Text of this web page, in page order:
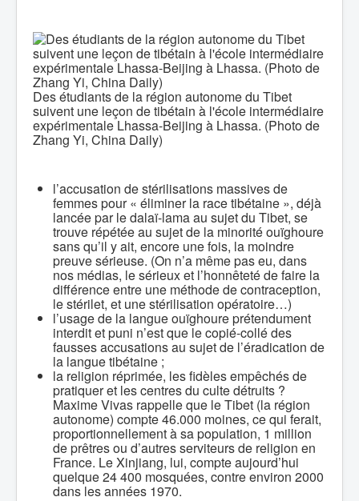
Des étudiants de la région autonome du Tibet
suivent une leçon de tibétain à l'école intermédiaire
expérimentale Lhassa-Beijing à Lhassa. (Photo de
Zhang Yi, China Daily)
l’accusation de stérilisations massives de
femmes pour « éliminer la race tibétaine », déjà
lancée par le dalaï-lama au sujet du Tibet, se
trouve répétée au sujet de la minorité ouïghoure
sans qu’il y ait, encore une fois, la moindre
preuve sérieuse. (On n’a même pas eu, dans
nos médias, le sérieux et l’honnêteté de faire la
différence entre une méthode de contraception,
le stérilet, et une stérilisation opératoire…)
l’usage de la langue ouïghoure prétendument
interdit et puni n’est que le copié-collé des
fausses accusations au sujet de l’éradication de
la langue tibétaine ;
la religion réprimée, les fidèles empêchés de
pratiquer et les centres du culte détruits ?
Maxime Vivas rappelle que le Tibet (la région
autonome) compte 46.000 moines, ce qui ferait,
proportionnellement à sa population, 1 million
de prêtres ou d’autres serviteurs de religion en
France. Le Xinjiang, lui, compte aujourd’hui
quelque 24 400 mosquées, contre environ 2000
dans les années 1970.